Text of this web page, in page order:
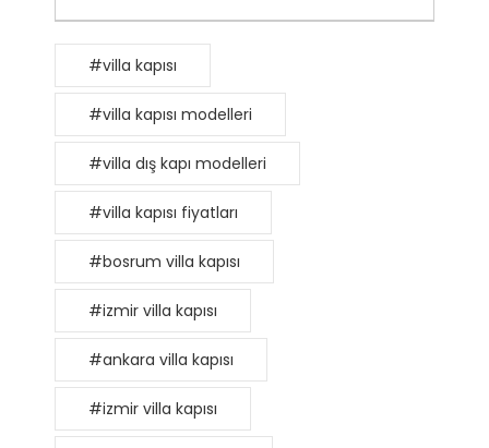
#villa kapısı
#villa kapısı modelleri
#villa dış kapı modelleri
#villa kapısı fiyatları
#bosrum villa kapısı
#izmir villa kapısı
#ankara villa kapısı
#izmir villa kapısı